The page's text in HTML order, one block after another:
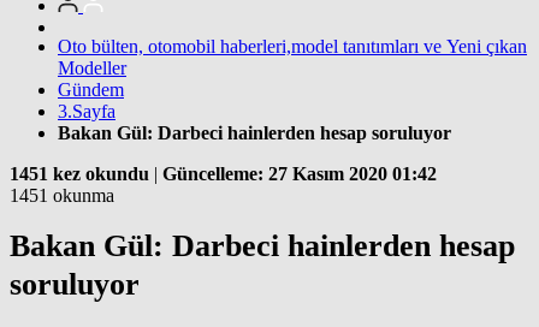
Oto bülten, otomobil haberleri,model tanıtımları ve Yeni çıkan
Modeller
Gündem
3.Sayfa
Bakan Gül: Darbeci hainlerden hesap soruluyor
1451 kez okundu | Güncelleme: 27 Kasım 2020 01:42
1451 okunma
Bakan Gül: Darbeci hainlerden hesap
soruluyor